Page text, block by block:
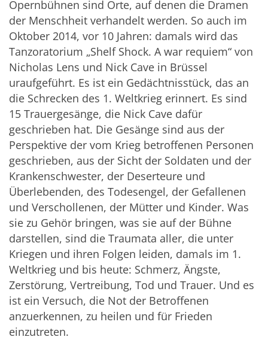
Opernbühnen sind Orte, auf denen die Dramen
der Menschheit verhandelt werden. So auch im
Oktober 2014, vor 10 Jahren: damals wird das
Tanzoratorium „Shelf Shock. A war requiem“ von
Nicholas Lens und Nick Cave in Brüssel
uraufgeführt. Es ist ein Gedächtnisstück, das an
die Schrecken des 1. Weltkrieg erinnert. Es sind
15 Trauergesänge, die Nick Cave dafür
geschrieben hat. Die Gesänge sind aus der
Perspektive der vom Krieg betroffenen Personen
geschrieben, aus der Sicht der Soldaten und der
Krankenschwester, der Deserteure und
Überlebenden, des Todesengel, der Gefallenen
und Verschollenen, der Mütter und Kinder. Was
sie zu Gehör bringen, was sie auf der Bühne
darstellen, sind die Traumata aller, die unter
Kriegen und ihren Folgen leiden, damals im 1.
Weltkrieg und bis heute: Schmerz, Ängste,
Zerstörung, Vertreibung, Tod und Trauer. Und es
ist ein Versuch, die Not der Betroffenen
anzuerkennen, zu heilen und für Frieden
einzutreten.